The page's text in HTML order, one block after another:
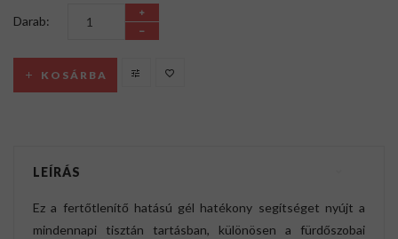
Darab:
KOSÁRBA
LEÍRÁS
Ez a fertőtlenítő hatású gél hatékony segítséget nyújt a
mindennapi tisztán tartásban, különösen a fürdőszobai